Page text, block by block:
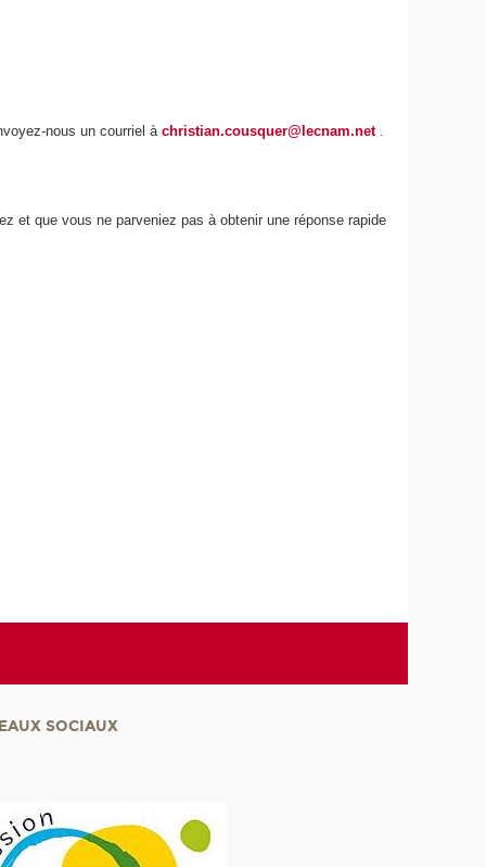
nous un courriel àchristian.cousquer@lecnam.net
et que vous ne parveniez pas à obtenir une réponse rapide
SOCIAUX